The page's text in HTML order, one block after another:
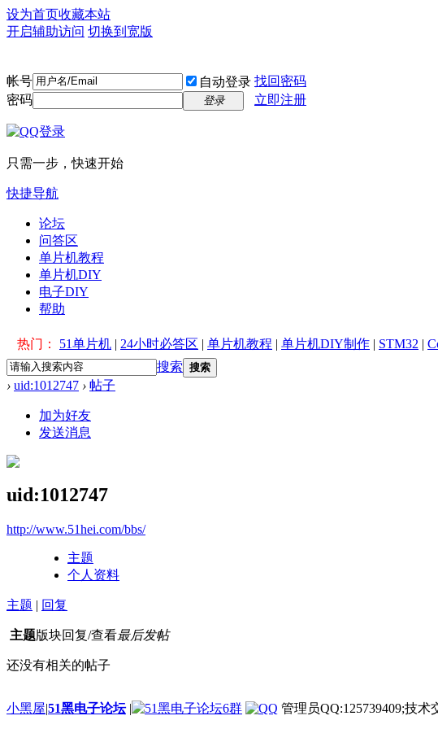
设为首页收藏本站
开启辅助访问 切换到宽版
帐号 自动登录 找回密码
密码
登录 立即注册
只需一步，快速开始
快捷导航
论坛
问答区
单片机教程
单片机DIY
电子DIY
帮助
热门： 51单片机 | 24小时必答区 | 单片机教程 | 单片机DIY制作 | STM32 |
搜索 搜索
› uid:1012747 › 帖子
加为好友
发送消息
uid:1012747
http://www.51hei.com/bbs/
主题
个人资料
主题 | 回复
主题版块回复/查看最后发帖
还没有相关的帖子
小黑屋|51黑电子论坛 | 管理员QQ:125739409;技术